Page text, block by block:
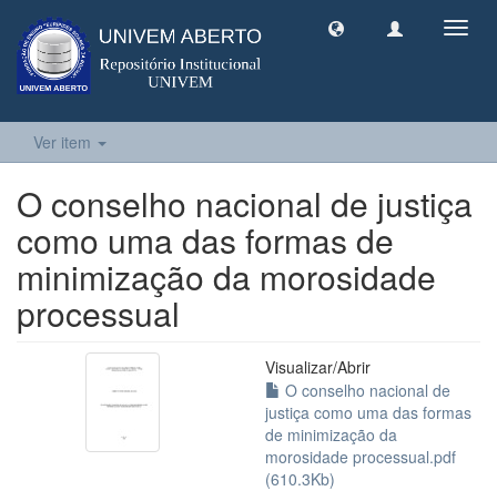
Ver item
O conselho nacional de justiça
como uma das formas de
minimização da morosidade
processual
Visualizar/Abrir
O conselho nacional de
justiça como uma das formas
de minimização da
morosidade processual.pdf
(610.3Kb)